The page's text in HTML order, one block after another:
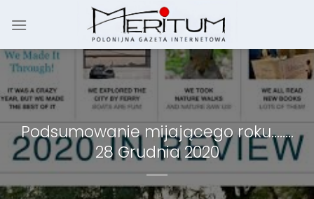
Podsumowanie mijającego roku……..
28 Grudnia 2020